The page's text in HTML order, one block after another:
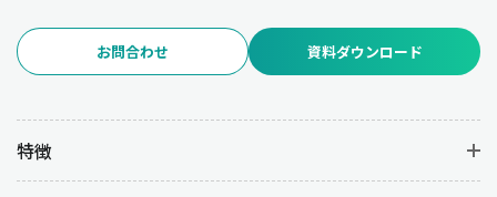
お問合わせ 資料ダウンロード
特徴